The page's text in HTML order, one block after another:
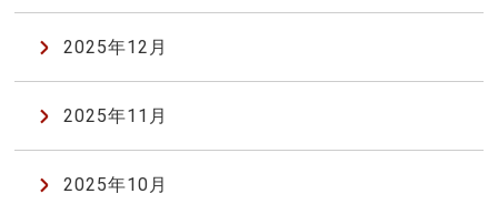
2025年12月
2025年11月
2025年10月